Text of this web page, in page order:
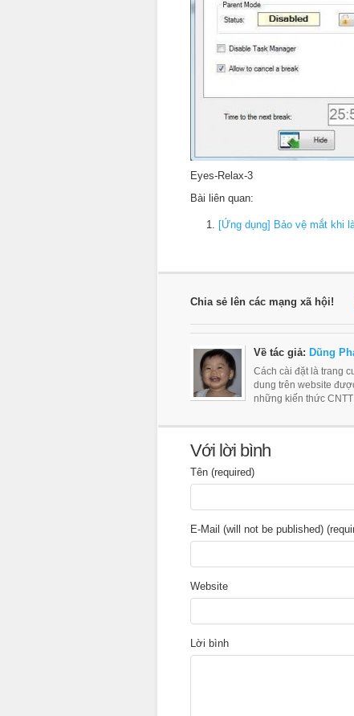
Eyes-Relax-3
Bài liên quan:
[Ứng dụng] Bảo vệ mắt khi
Chia sẻ lên các mạng xã hội!
Về tác giả: Dũng
Cách cài đặt là trang
dung trên website
những kiến thức
Với lời bình
Tên (required)
E-Mail (will not be published)
Website
Lời bình